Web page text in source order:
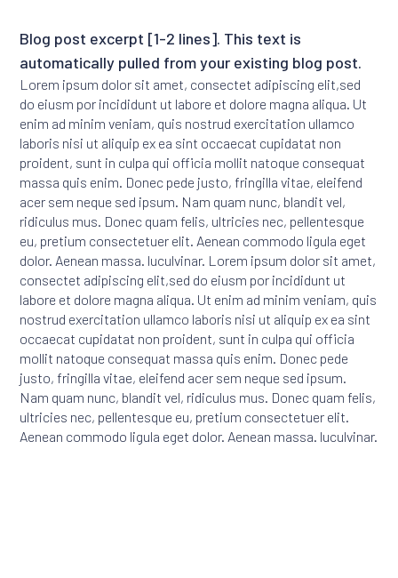
Blog post excerpt [1-2 lines]. This text is
automatically pulled from your existing blog post.
Lorem ipsum dolor sit amet, consectet adipiscing elit,sed
do eiusm por incididunt ut labore et dolore magna aliqua. Ut
enim ad minim veniam, quis nostrud exercitation ullamco
laboris nisi ut aliquip ex ea sint occaecat cupidatat non
proident, sunt in culpa qui officia mollit natoque consequat
massa quis enim. Donec pede justo, fringilla vitae, eleifend
acer sem neque sed ipsum. Nam quam nunc, blandit vel,
ridiculus mus. Donec quam felis, ultricies nec, pellentesque
eu, pretium consectetuer elit. Aenean commodo ligula eget
dolor. Aenean massa. luculvinar. Lorem ipsum dolor sit amet,
consectet adipiscing elit,sed do eiusm por incididunt ut
labore et dolore magna aliqua. Ut enim ad minim veniam, quis
nostrud exercitation ullamco laboris nisi ut aliquip ex ea sint
occaecat cupidatat non proident, sunt in culpa qui officia
mollit natoque consequat massa quis enim. Donec pede
justo, fringilla vitae, eleifend acer sem neque sed ipsum.
Nam quam nunc, blandit vel, ridiculus mus. Donec quam felis,
ultricies nec, pellentesque eu, pretium consectetuer elit.
Aenean commodo ligula eget dolor. Aenean massa. luculvinar.